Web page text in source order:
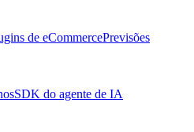
de eCommercePrevisões
SDK do agente de IA